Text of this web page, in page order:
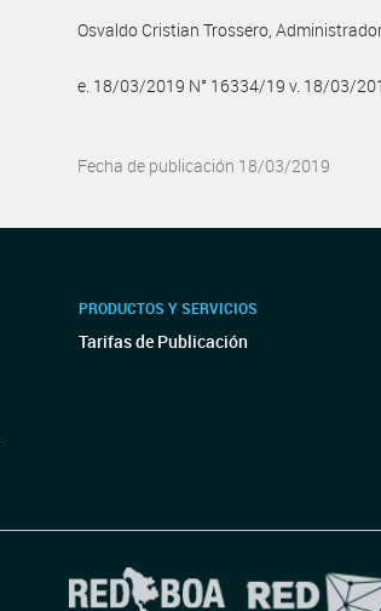
Osvaldo Cristian Trossero,
e. 18/03/2019 N° 16334/19 v. 18/03/
Fecha de publicación 18/03/2019
PRODUCTOS Y SERVICIOS
Tarifas de Publicación